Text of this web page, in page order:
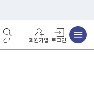
회원가입 로그인